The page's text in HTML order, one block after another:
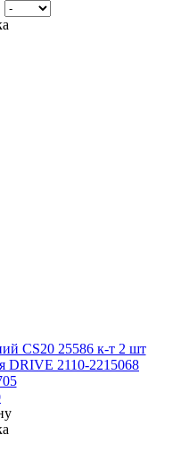
CS20 25586 к-т 2 шт
2110-2215068